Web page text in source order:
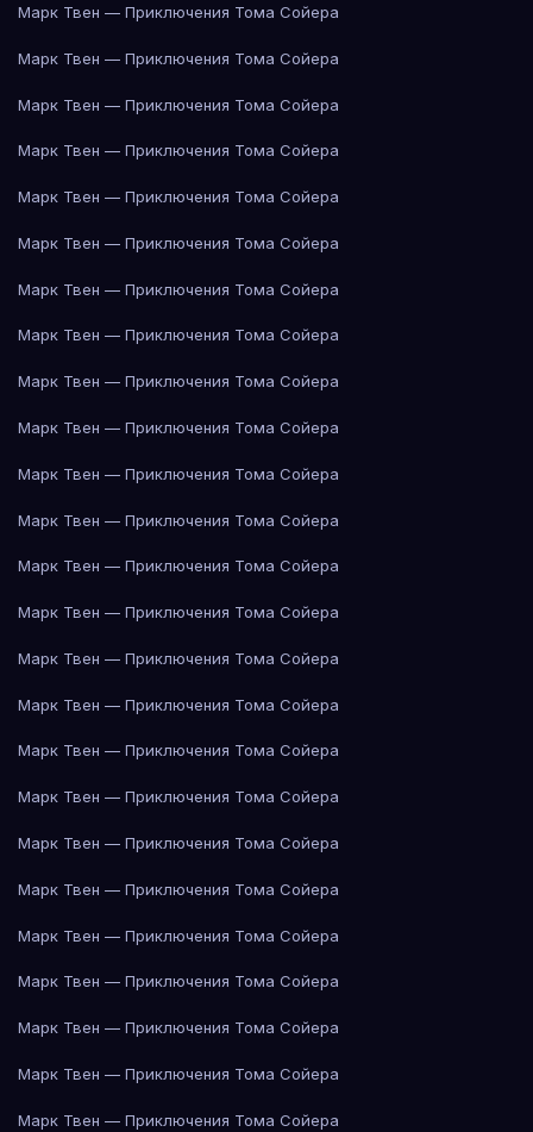
Марк Твен — Приключения Тома Сойера
Марк Твен — Приключения Тома Сойера
Марк Твен — Приключения Тома Сойера
Марк Твен — Приключения Тома Сойера
Марк Твен — Приключения Тома Сойера
Марк Твен — Приключения Тома Сойера
Марк Твен — Приключения Тома Сойера
Марк Твен — Приключения Тома Сойера
Марк Твен — Приключения Тома Сойера
Марк Твен — Приключения Тома Сойера
Марк Твен — Приключения Тома Сойера
Марк Твен — Приключения Тома Сойера
Марк Твен — Приключения Тома Сойера
Марк Твен — Приключения Тома Сойера
Марк Твен — Приключения Тома Сойера
Марк Твен — Приключения Тома Сойера
Марк Твен — Приключения Тома Сойера
Марк Твен — Приключения Тома Сойера
Марк Твен — Приключения Тома Сойера
Марк Твен — Приключения Тома Сойера
Марк Твен — Приключения Тома Сойера
Марк Твен — Приключения Тома Сойера
Марк Твен — Приключения Тома Сойера
Марк Твен — Приключения Тома Сойера
Марк Твен — Приключения Тома Сойера